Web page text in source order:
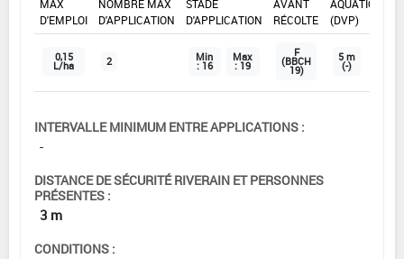
MAX
D'EMPLOI
NOMBRE MAX
D'APPLICATION
STADE
D'APPLICATION
AVANT
RÉCOLTE
AQUATIQUE
(DVP)
0,15
L/ha 2 Min
: 16
Max
: 19
F
(BBCH
19)
5 m
(-)
INTERVALLE MINIMUM ENTRE APPLICATIONS :
-
DISTANCE DE SÉCURITÉ RIVERAIN ET PERSONNES
PRÉSENTES :
3 m
CONDITIONS :